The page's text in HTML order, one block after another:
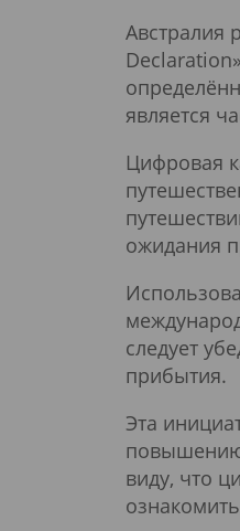
Австралия
является
Цифровая
ожидания
следует
прибытия.
Эта
повышению
виду, что